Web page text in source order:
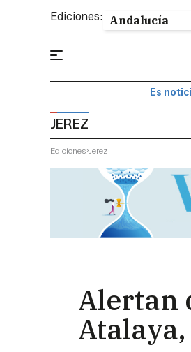
Ediciones:
Es
JEREZ
Ediciones Jerez
Alertan